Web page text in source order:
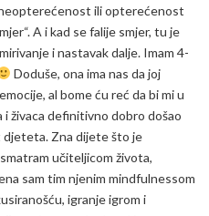
ili opterećenost
A i kad se falije smjer, tu je
i nastavak dalje. Imam 4-
Doduše, ona ima nas da joj
al bome ću reć da bi mi u
živaca definitivno dobro došao
djeteta. Zna dijete što je
učiteljicom života,
sam tim njenim mindfulnessom
igranje igrom i